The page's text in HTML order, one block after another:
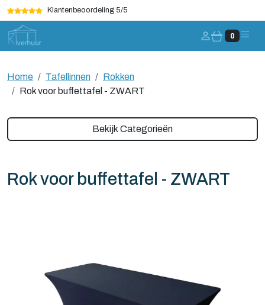
Klantenbeoordeling 5/5
Account 0
Home Tafellinnen
Rokken
Rok voor buffettafel - ZWART
Bekijk Categorieën
Rok voor buffettafel - ZWART